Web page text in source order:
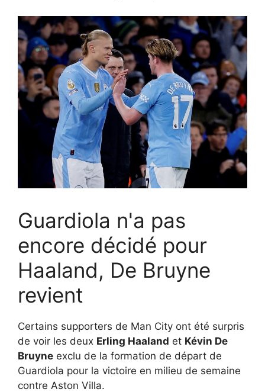
Guardiola n'a pas
encore décidé pour
Haaland, De Bruyne
revient
Certains supporters de Man City ont été surpris
de voir les deux Erling Haaland et Kévin De
Bruyne exclu de la formation de départ de
Guardiola pour la victoire en milieu de semaine
contre Aston Villa.